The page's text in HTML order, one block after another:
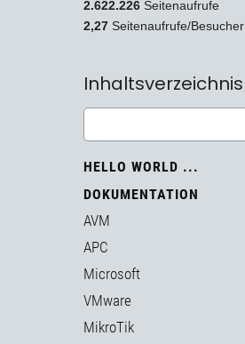
2.622.226 Seitenaufrufe
2,27 Seitenaufrufe/Besucher
Inhaltsverzeichnis
HELLO WORLD ...
DOKUMENTATION
AVM
APC
Microsoft
VMware
MikroTik